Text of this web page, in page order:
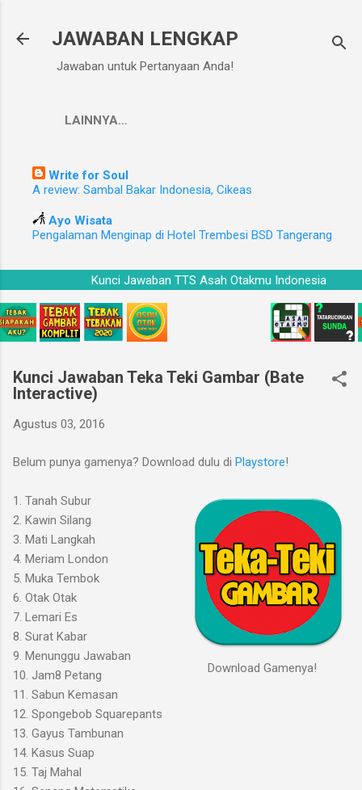
JAWABAN LENGKAP
Jawaban untuk Pertanyaan Anda!
LAINNYA…
Write for Soul
A review: Sambal Bakar Indonesia, Cikeas
Ayo Wisata
Pengalaman Menginap di Hotel Trembesi BSD Tangerang
Kunci Jawaban TTS Asah Otakmu Indonesia
Kunci Jawaban Teka Teki Gambar (Bate
Interactive)
Agustus 03, 2016
Belum punya gamenya? Download dulu di Playstore!
Download Gamenya!
1. Tanah Subur
2. Kawin Silang
3. Mati Langkah
4. Meriam London
5. Muka Tembok
6. Otak Otak
7. Lemari Es
8. Surat Kabar
9. Menunggu Jawaban
10. Jam8 Petang
11. Sabun Kemasan
12. Spongebob Squarepants
13. Gayus Tambunan
14. Kasus Suap
15. Taj Mahal